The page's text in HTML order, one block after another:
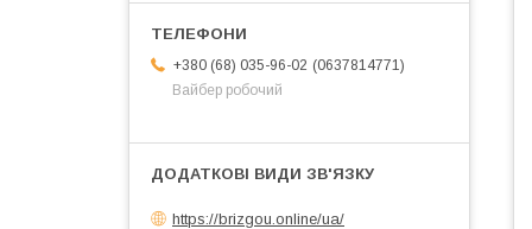
+380 (68) 035-96-02
0637814771
Вайбер робочий
https://brizgou.online/ua/